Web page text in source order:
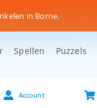
in Borne.
Spellen Puzzels
Account